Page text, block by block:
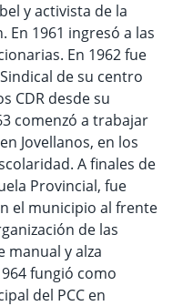
y activista de la
En 1961 ingresó a las
En 1962 fue
de su centro
CDR desde su
comenzó a trabajar
Jovellanos, en los
A finales de
Provincial, fue
el municipio al frente
de las
manual y alza
fungió como
del PCC en